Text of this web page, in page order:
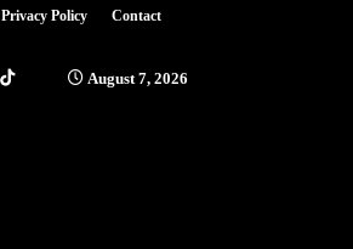
Privacy Policy Contact
August 7, 2026